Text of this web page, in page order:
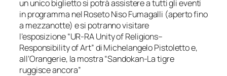
un unico biglietto si potrà assistere a tutti gli eventi
in programma nel Roseto Niso Fumagalli (aperto fino
a mezzanotte) e si potranno visitare
l’esposizione“UR-RA Unity ofReligions–
Responsibilityof Art” di Michelangelo Pistolettoe,
all’Orangerie, la mostra “Sandokan-La tigre
ruggisceancora”